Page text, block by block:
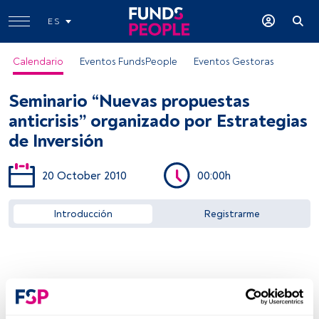
ES
Calendario Eventos FundsPeople Eventos Gestoras
Acceder a FundsPeople
Seminario “Nuevas propuestas
anticrisis” organizado por Estrategias
de Inversión
20 October 2010 00:00h
Introducción Registrarme